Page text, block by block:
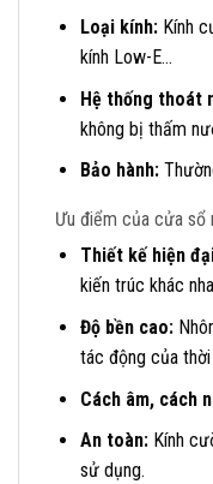
Loại kính:Kính
kính Low-E…
Hệ thống thoát
không bị thấm
Bảo hành:
Ưu điểm của cửa sổ
Thiết kế hiện
kiến trúc khác
Độ bền cao:
tác động của
Cách âm, cách
An toàn:Kính
sử dụng.